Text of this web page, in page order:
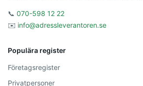
📞 070-598 12 22
✉️ info@adressleverantoren.se
Populära register
Företagsregister
Privatpersoner